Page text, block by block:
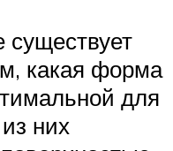
какая форма
для
них